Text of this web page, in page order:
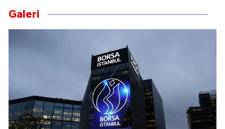
Galeri